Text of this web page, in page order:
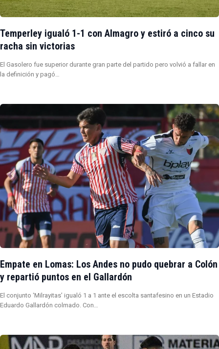
Temperley igualó 1-1 con Almagro y estiró a cinco su
racha sin victorias
El Gasolero fue superior durante gran parte del partido pero volvió a fallar en
la definición y pagó…
Empate en Lomas: Los Andes no pudo quebrar a Colón
y repartió puntos en el Gallardón
El conjunto ‘Milrayitas’ igualó 1 a 1 ante el escolta santafesino en un Estadio
Eduardo Gallardón colmado. Con…